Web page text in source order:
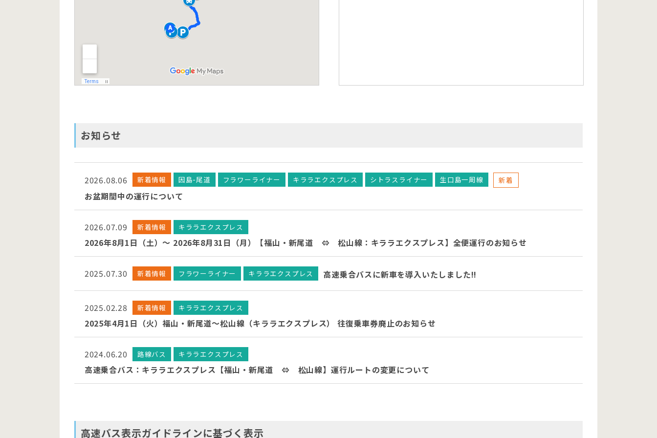
お知らせ
2026.08.06 新着情報 因島-尾道 フラワーライナー キララエクスプレス シトラスライナー 生口島一周線 新着
お盆期間中の運行について
2026.07.09 新着情報 キララエクスプレス
2026年8月1日（土）～ 2026年8月31日（月）【福山・新尾道 ⇔ 松山線：キララエクスプレス】全便運行のお知らせ
2025.07.30 新着情報 フラワーライナー キララエクスプレス 高速乗合バスに新車を導入いたしました!!
2025.02.28 新着情報 キララエクスプレス
2025年4月1日（火）福山・新尾道～松山線（キララエクスプレス） 往復乗車券廃止のお知らせ
2024.06.20 路線バス キララエクスプレス
高速乗合バス：キララエクスプレス【福山・新尾道 ⇔ 松山線】運行ルートの変更について
高速バス表示ガイドラインに基づく表示